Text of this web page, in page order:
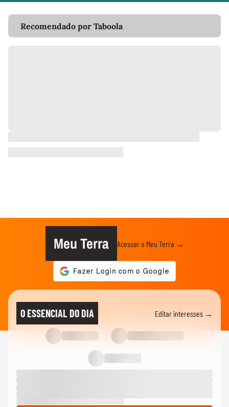
Recomendado por Taboola
Meu Terra Acessar o Meu Terra →
O ESSENCIAL DO DIA Editar interesses →